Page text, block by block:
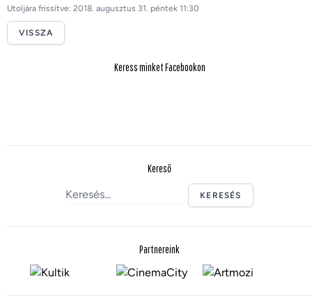
Utoljára frissítve: 2018. augusztus 31. péntek 11:30
VISSZA
Keress minket Facebookon
Kereső
KERESÉS
Partnereink